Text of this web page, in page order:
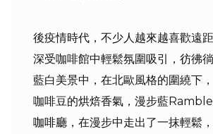
後疫情時代，不少人越來越喜歡遠
深受咖啡館中輕鬆氛圍吸引，彷彿
藍白美景中，在北歐風格的圍繞下
咖啡豆的烘焙香氣，漫步藍
咖啡廳 ，在漫步中走出了一抹輕鬆